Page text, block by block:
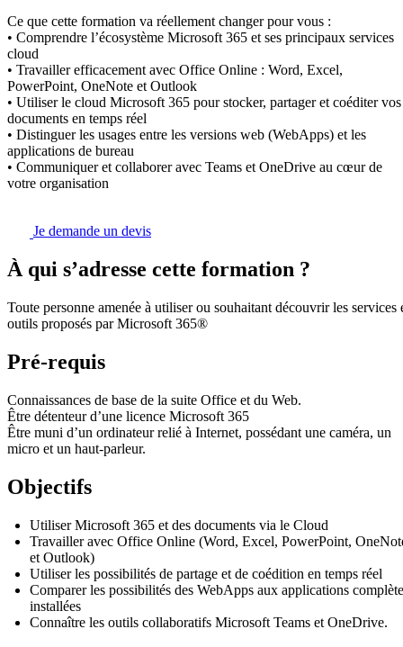
Ce que cette formation va réellement changer pour vous :
• Comprendre l’écosystème Microsoft 365 et ses principaux services
cloud
• Travailler efficacement avec Office Online : Word, Excel,
PowerPoint, OneNote et Outlook
• Utiliser le cloud Microsoft 365 pour stocker, partager et coéditer vos
documents en temps réel
• Distinguer les usages entre les versions web (WebApps) et les
applications de bureau
• Communiquer et collaborer avec Teams et OneDrive au cœur de
votre organisation
Je demande un devis
À qui s’adresse cette formation ?
Toute personne amenée à utiliser ou souhaitant découvrir les services
outils proposés par Microsoft 365®
Pré-requis
Connaissances de base de la suite Office et du Web.
Être détenteur d’une licence Microsoft 365
Être muni d’un ordinateur relié à Internet, possédant une caméra, un
micro et un haut-parleur.
Objectifs
Utiliser Microsoft 365 et des documents via le Cloud
Travailler avec Office Online (Word, Excel, PowerPoint,
et Outlook)
Utiliser les possibilités de partage et de coédition en temps réel
Comparer les possibilités des WebApps aux applications
installées
Connaître les outils collaboratifs Microsoft Teams et OneDrive.